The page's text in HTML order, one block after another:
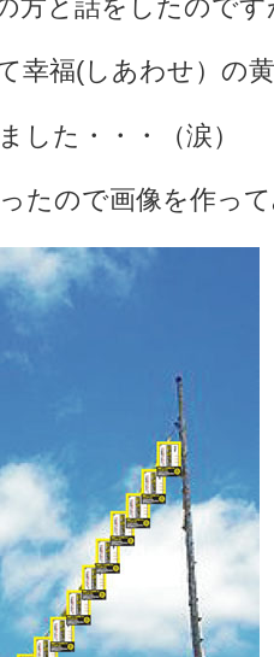
方と話をしたので
幸福(しあわせ）の
した・・・（涙）
たので画像を作っ